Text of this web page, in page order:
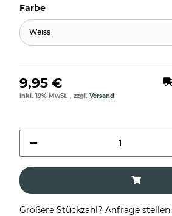
Farbe
Weiss
9,95 €
inkl. 19% MwSt. , zzgl. Versand
Größere Stückzahl? Anfrage